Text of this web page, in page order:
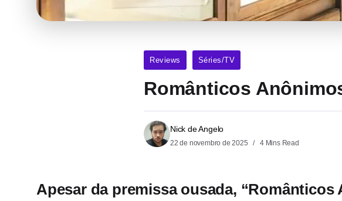
Reviews Séries/TV
Românticos
Nick de Angelo
22 de novembro de 2025 4 Mins Read
Apesar da premissa ousada, “Românticos